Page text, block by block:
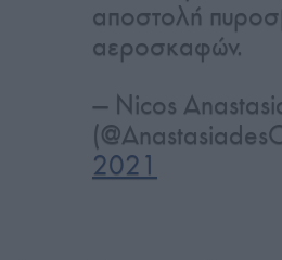
αποστολή
αεροσκαφών.
— Nicos
2021